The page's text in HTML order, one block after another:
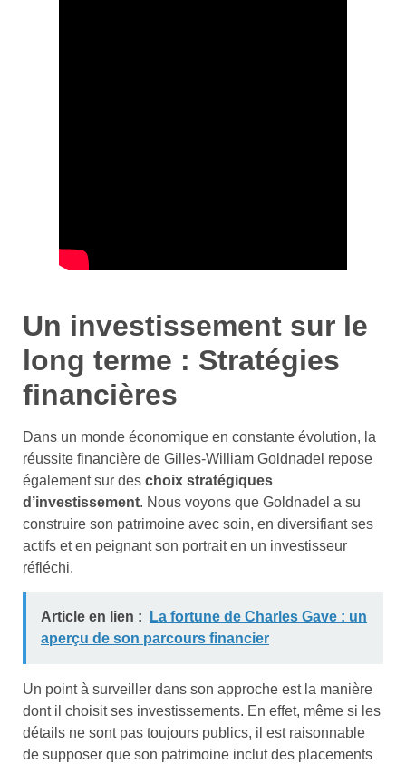
Un investissement sur le
long terme : Stratégies
financières
Dans un monde économique en constante évolution, la
réussite financière de Gilles-William Goldnadel repose
également sur des choix stratégiques
d’investissement. Nous voyons que Goldnadel a su
construire son patrimoine avec soin, en diversifiant ses
actifs et en peignant son portrait en un investisseur
réfléchi.
Article en lien :
La fortune de Charles Gave : un
aperçu de son parcours financier
Un point à surveiller dans son approche est la manière
dont il choisit ses investissements. En effet, même si les
détails ne sont pas toujours publics, il est raisonnable
de supposer que son patrimoine inclut des placements